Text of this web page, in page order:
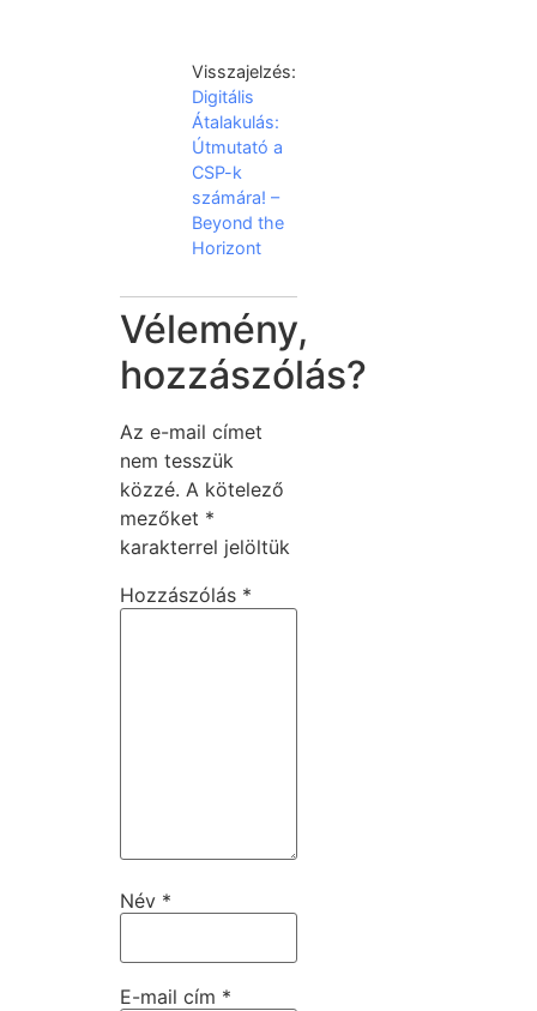
Visszajelzés:
Digitális
Átalakulás:
Útmutató a
CSP-k
számára! –
Beyond the
Horizont
Vélemény,
hozzászólás?
Az e-mail címet
nem tesszük
közzé. A kötelező
mezőket *
karakterrel jelöltük
Hozzászólás *
Név *
E-mail cím *